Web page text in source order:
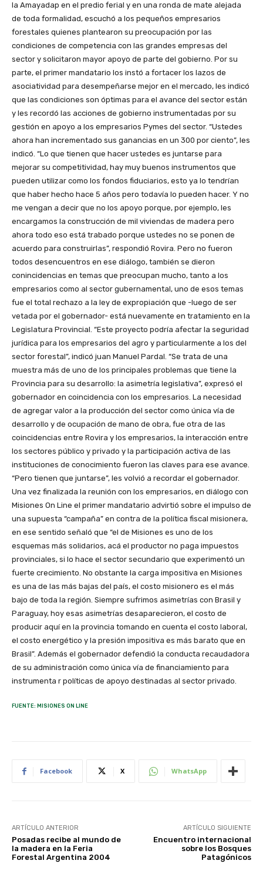
la Amayadap en el predio ferial y en una ronda de mate alejada
de toda formalidad, escuchó a los pequeños empresarios
forestales quienes plantearon su preocupación por las
condiciones de competencia con las grandes empresas del
sector y solicitaron mayor apoyo de parte del gobierno. Por su
parte, el primer mandatario los instó a fortacer los lazos de
asociatividad para desempeñarse mejor en el mercado, les indicó
que las condiciones son óptimas para el avance del sector están
y les recordó las acciones de gobierno instrumentadas por su
gestión en apoyo a los empresarios Pymes del sector. “Ustedes
ahora han incrementado sus ganancias en un 300 por ciento”, les
indicó. “Lo que tienen que hacer ustedes es juntarse para
mejorar su competitividad, hay muy buenos instrumentos que
pueden utilizar como los fondos fiduciarios, esto ya lo tendrían
que haber hecho hace 5 años pero todavía lo pueden hacer. Y no
me vengan a decir que no los apoyo porque, por ejemplo, les
encargamos la construcción de mil viviendas de madera pero
ahora todo eso está trabado porque ustedes no se ponen de
acuerdo para construirlas”, respondió Rovira. Pero no fueron
todos desencuentros en ese diálogo, también se dieron
conincidencias en temas que preocupan mucho, tanto a los
empresarios como al sector gubernamental, uno de esos temas
fue el total rechazo a la ley de expropiación que -luego de ser
vetada por el gobernador- está nuevamente en tratamiento en la
Legislatura Provincial. “Este proyecto podría afectar la seguridad
jurídica para los empresarios del agro y particularmente a los del
sector forestal”, indicó juan Manuel Pardal. “Se trata de una
muestra más de uno de los principales problemas que tiene la
Provincia para su desarrollo: la asimetría legislativa”, expresó el
gobernador en coincidencia con los empresarios. La necesidad
de agregar valor a la producción del sector como única vía de
desarrollo y de ocupación de mano de obra, fue otra de las
coincidencias entre Rovira y los empresarios, la interacción entre
los sectores público y privado y la participación activa de las
instituciones de conocimiento fueron las claves para ese avance.
“Pero tienen que juntarse”, les volvió a recordar el gobernador.
Una vez finalizada la reunión con los empresarios, en diálogo con
Misiones On Line el primer mandatario advirtió sobre el impulso de
una supuesta “campaña” en contra de la política fiscal misionera,
en ese sentido señaló que “el de Misiones es uno de los
esquemas más solidarios, acá el productor no paga impuestos
provinciales, si lo hace el sector secundario que experimentó un
fuerte crecimiento. No obstante la carga impositiva en Misiones
es una de las más bajas del país, el costo misionero es el más
bajo de toda la región. Siempre sufrimos asimetrías con Brasil y
Paraguay, hoy esas asimetrías desaparecieron, el costo de
producir aquí en la provincia tomando en cuenta el costo laboral,
el costo energético y la presión impositiva es más barato que en
Brasil”. Además el gobernador defendió la conducta recaudadora
de su administración como única vía de financiamiento para
instrumenta r políticas de apoyo destinadas al sector privado.
FUENTE: MISIONES ON LINE
Facebook X WhatsApp
ARTÍCULO ANTERIOR
Posadas recibe al mundo de
la madera en la Feria
Forestal Argentina 2004
ARTÍCULO SIGUIENTE
Encuentro internacional
sobre los Bosques
Patagónicos